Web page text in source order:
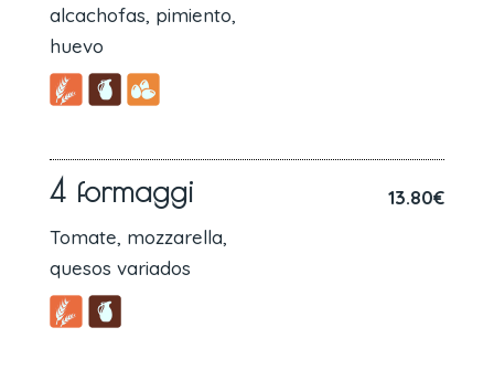
alcachofas, pimiento,
huevo
4 formaggi
Tomate, mozzarella,
quesos variados
13.80€